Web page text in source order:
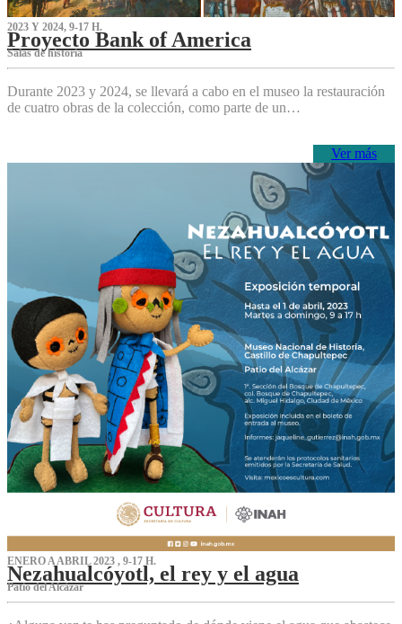
2023 Y 2024, 9-17 H.
Proyecto Bank of America
S‌alas de historia
Durante 2023 y 2024, se llevará a cabo en el museo la restauración
de cuatro obras de la colección, como parte de un…
Ver más
ENERO A ABRIL 2023 , 9-17 H.
Nezahualcóyotl, el rey y el agua
Patio del Alcázar